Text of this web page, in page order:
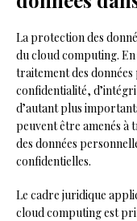
La protection des
du cloud computing.
traitement des
confidentialité,
d’autant plus
peuvent être amenés à
des données
confidentielles.
Le cadre juridique
cloud computing est